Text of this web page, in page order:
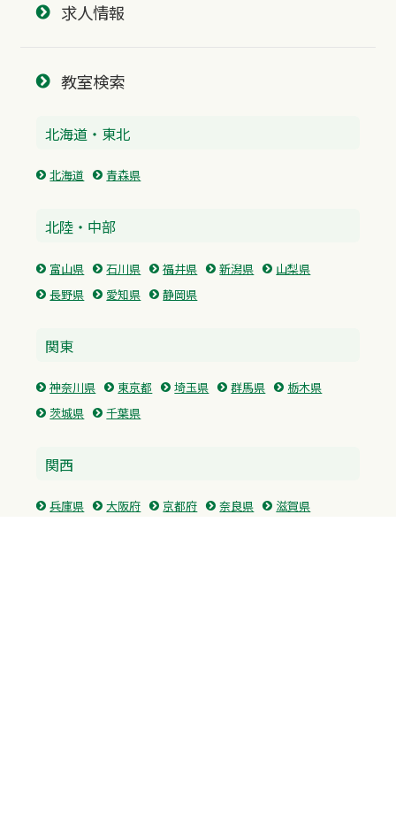
求人情報
教室検索
北海道・東北
北海道 青森県
北陸・中部
富山県 石川県 福井県 新潟県
山梨県
長野県
愛知県 静岡県
関東
神奈川県 東京都 埼玉県 群馬県
栃木県
茨城県
千葉県
関西
兵庫県 大阪府 京都府 奈良県
滋賀県